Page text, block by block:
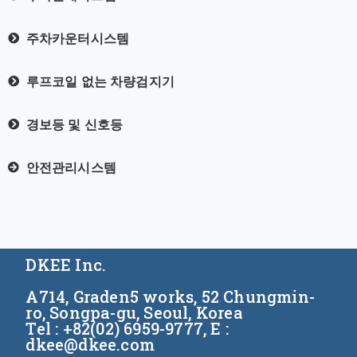
주차카운터시스템
루프코일 없는 차량검지기
경보등 및 신호등
안전관리시스템
DKEE Inc.
A714, Graden5 works, 52 Chungmin-
ro, Songpa-gu, Seoul, Korea
Tel : +82(02) 6959-9777, E :
dkee@dkee.com